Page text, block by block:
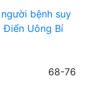
bệnh suy
Điển Uông Bí
68-76